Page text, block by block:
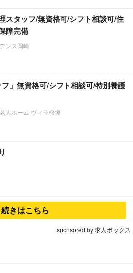
スタッフ/無資格可/シフト相談可/住
障完備
ンス岡崎
フ」無資格可/シフト相談可/特別養護
人ホーム ヴィラ桜坂
続きはこちら
sponsored by 求人ボックス